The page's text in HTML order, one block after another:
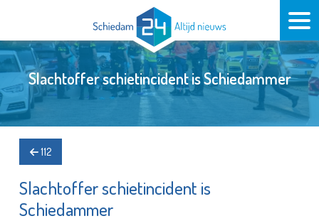
Slachtoffer schietincident is Schiedammer
112
Slachtoffer schietincident is
Schiedammer